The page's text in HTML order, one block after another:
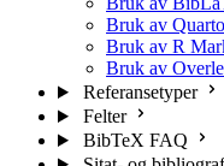
Bruk av
Bruk av R
Bruk av
Referansetyper
Felter
BibTeX FAQ